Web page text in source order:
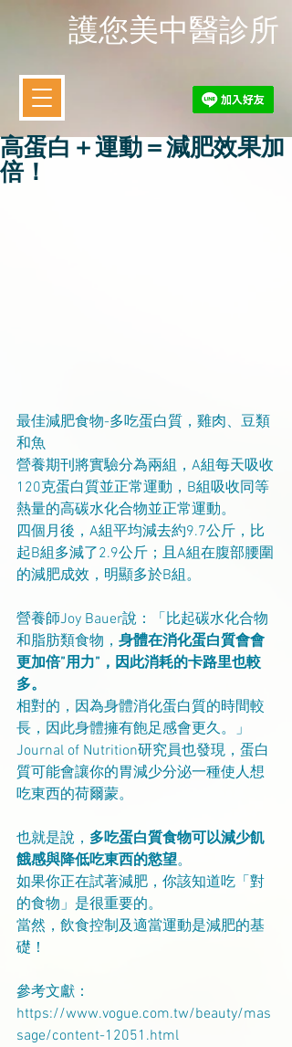
​護您美中醫診所
高蛋白＋運動＝減肥效果加
倍！
最佳減肥食物-多吃蛋白質，雞肉、豆類
和魚
營養期刊將實驗分為兩組，A組每天吸收
120克蛋白質並正常運動，B組吸收同等
熱量的高碳水化合物並正常運動。
四個月後，A組平均減去約9.7公斤，比
起B組多減了2.9公斤；且A組在腹部腰圍
的減肥成效，明顯多於B組。
營養師Joy Bauer說：「比起碳水化合物
和脂肪類食物， 身體在消化蛋白質會會
更加倍”用力”，因此消耗的卡路里也較
多。
相對的，因為身體消化蛋白質的時間較
長，因此身體擁有飽足感會更久。」
Journal of Nutrition研究員也發現，蛋白
質可能會讓你的胃減少分泌一種使人想
吃東西的荷爾蒙。
也就是說， 多吃蛋白質食物可以減少飢
餓感與降低吃東西的慾望。
如果你正在試著減肥，你該知道吃「對
的食物」是很重要的。
當然，飲食控制及適當運動是減肥的基
礎！
參考文獻：
https://www.vogue.com.tw/beauty/mas
sage/content-12051.html